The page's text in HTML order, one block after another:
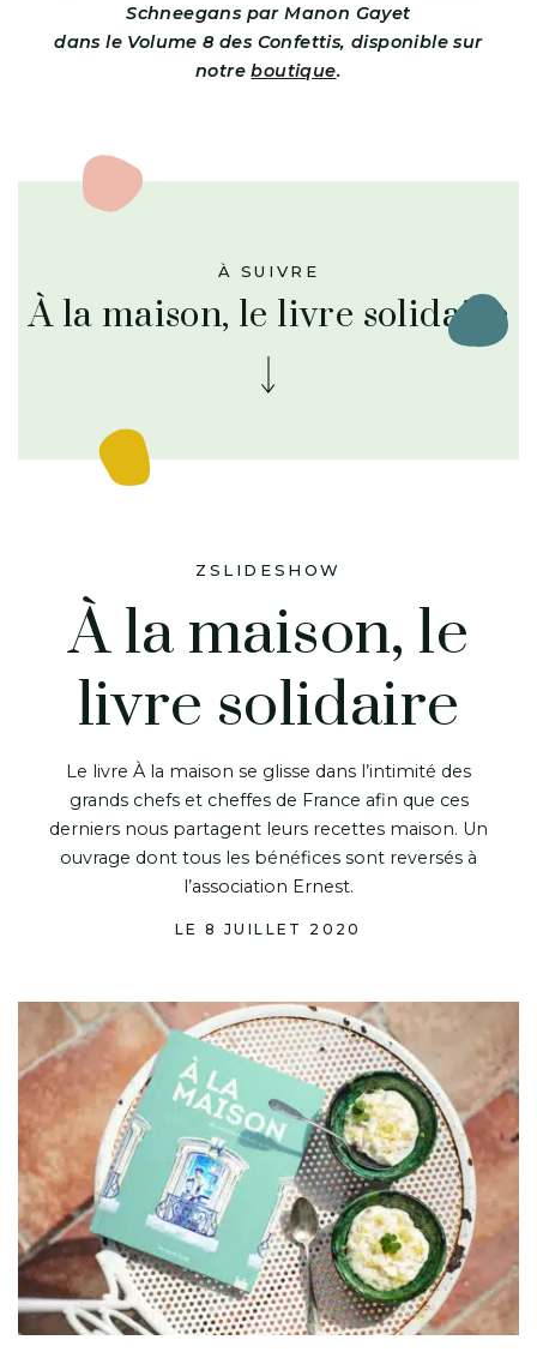
Schneegans par Manon Gayet
dansle Volume 8 des Confettis, disponible sur
notreboutique.
À SUIVRE
À la maison, le livre solidaire
ZSLIDESHOW
À la maison, le
livre solidaire
Le livre À la maison se glisse dans l’intimité des
grands chefs et cheffes de France afin que ces
derniers nous partagent leurs recettes maison. Un
ouvrage dont tous les bénéfices sont reversés à
l’association Ernest.
LE 8 JUILLET 2020